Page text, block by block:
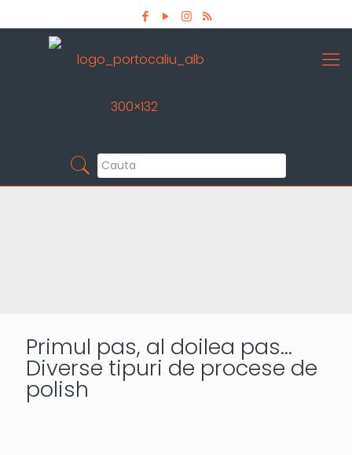
Primul pas, al doilea pas…
Diverse tipuri de procese de
polish
Pro Detailing